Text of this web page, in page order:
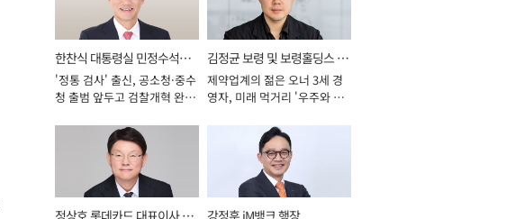
한찬식 대통령실 민정수석비
서관
'정통 검사' 출신, 공소청·중수
청 출범 앞두고 검찰개혁 완수
김정균 보령 및 보령홀딩스 대
표이사 사장
제약업계의 젊은 오너 3세 경
영자, 미래 먹거리 '우주와 헬
정상호 롯데카드 대표이사 사
강정훈 iM뱅크 행장